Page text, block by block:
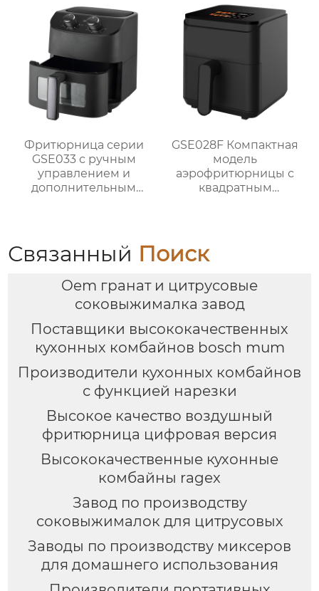
автоматического
отключения MCT-005P
Фритюрница серии
GSE033 с ручным
управлением и
дополнительным
GSE028F Компактная
модель
аэрофритюрницы с
квадратным
Связанный Поиск
Oem гранат и цитрусовые
соковыжималка завод
Поставщики высококачественных
кухонных комбайнов bosch mum
Производители кухонных комбайнов
с функцией нарезки
Высокое качество воздушный
фритюрница цифровая версия
Высококачественные кухонные
комбайны ragex
Завод по производству
соковыжималок для цитрусовых
Заводы по производству миксеров
для домашнего использования